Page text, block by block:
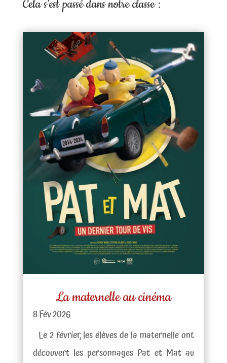
Cela s’est passé dans notre classe :
La maternelle au cinéma
8 Fév 2026
Le 2 février, les élèves de la maternelle ont
découvert les personnages Pat et Mat au